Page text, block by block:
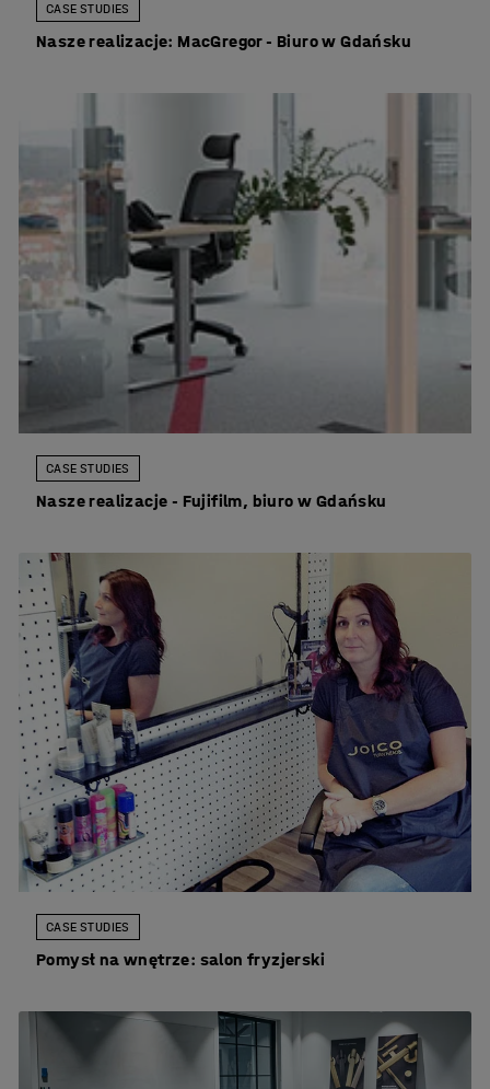
CASE STUDIES
Nasze realizacje: MacGregor - Biuro w Gdańsku
CASE STUDIES
Nasze realizacje - Fujifilm, biuro w Gdańsku
CASE STUDIES
Pomysł na wnętrze: salon fryzjerski